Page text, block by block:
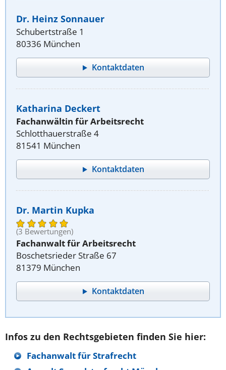
Dr. Heinz Sonnauer
Schubertstraße 1
80336 München
Kontaktdaten
Katharina Deckert
Fachanwältin für Arbeitsrecht
Schlotthauerstraße 4
81541 München
Kontaktdaten
Dr. Martin Kupka
(3 Bewertungen)
Fachanwalt für Arbeitsrecht
Boschetsrieder Straße 67
81379 München
Kontaktdaten
Infos zu den Rechtsgebieten finden Sie hier:
Fachanwalt für Strafrecht